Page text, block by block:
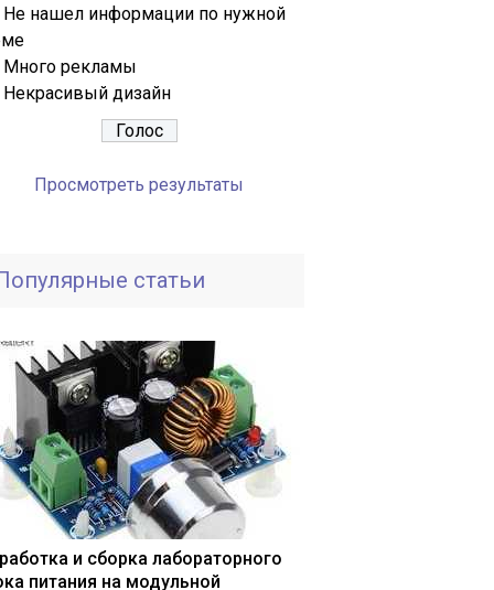
Не нашел информации по нужной
Много рекламы
Некрасивый дизайн
Просмотреть результаты
статьи
и сборка лабораторного
питания на модульной